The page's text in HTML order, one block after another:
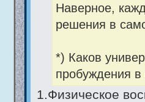
Наверное,
решения в
*) Каков
пробуждения в
1.Физическое